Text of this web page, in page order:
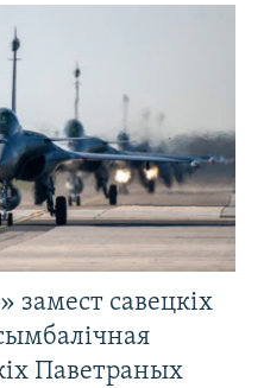
замест савецкіх
Паветраных